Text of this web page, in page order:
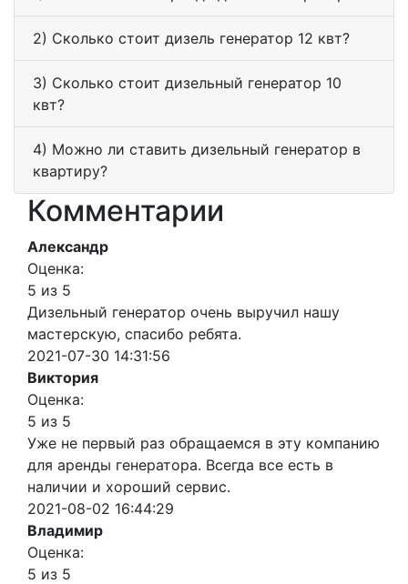
2) Сколько стоит дизель генератор 12 квт?
3) Сколько стоит дизельный генератор 10
квт?
4) Можно ли ставить дизельный генератор в
квартиру?
Комментарии
Александр
Оценка:
5 из 5
Дизельный генератор очень выручил нашу
мастерскую, спасибо ребята.
2021-07-30 14:31:56
Виктория
Оценка:
5 из 5
Уже не первый раз обращаемся в эту компанию
для аренды генератора. Всегда все есть в
наличии и хороший сервис.
2021-08-02 16:44:29
Владимир
Оценка:
5 из 5